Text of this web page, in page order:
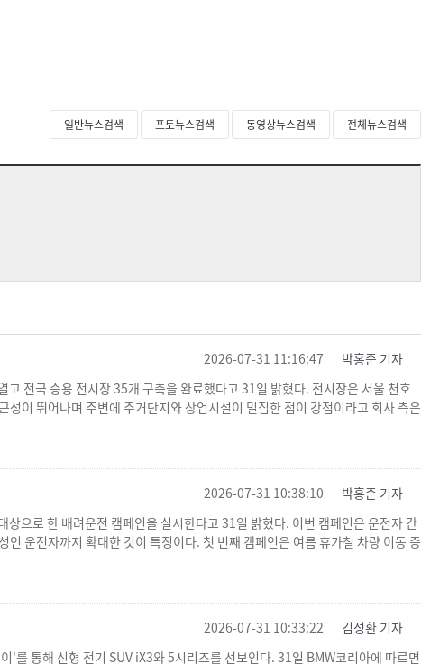
일반뉴스검색 포토뉴스검색 동영상뉴스검색 전체뉴스검색
2026-07-31 11:16:47 박홍준 기자
전국 승용 전시장 35개 구축을 완료했다고 31일 밝혔다. 전시장은 서울 천호
이 뛰어나며 주변에 주거단지와 상업시설이 밀집한 점이 강점이라고 회사 측은
2026-07-31 10:38:10 박홍준 기자
으로 한 배려운전 캠페인을 실시한다고 31일 밝혔다. 이번 캠페인은 운전자 간
운전자까지 확대한 것이 특징이다. 첫 번째 캠페인은 여름 휴가철 차량 이동 증
2026-07-31 10:33:22 김성환 기자
'를 통해 신형 전기 SUV iX3와 5시리즈를 선보인다. 31일 BMW코리아에 따르면